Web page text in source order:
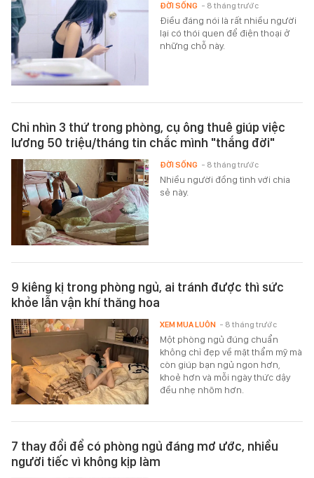
Điều đáng nói là rất nhiều người
lại có thói quen để điện thoại ở
những chỗ này.
ĐỜI SỐNG - 8 tháng trước
Chỉ nhìn 3 thứ trong phòng, cụ ông thuê giúp việc
lương 50 triệu/tháng tin chắc mình "thắng đời"
Nhiều người đồng tình với chia
sẻ này.
ĐỜI SỐNG - 8 tháng trước
9 kiêng kị trong phòng ngủ, ai tránh được thì sức
khỏe lẫn vận khí thăng hoa
Một phòng ngủ đúng chuẩn
không chỉ đẹp về mặt thẩm mỹ mà
còn giúp bạn ngủ ngon hơn,
khoẻ hơn và mỗi ngày thức dậy
đều nhẹ nhõm hơn.
XEM MUA LUÔN - 8 tháng trước
7 thay đổi để có phòng ngủ đáng mơ ước, nhiều
người tiếc vì không kịp làm